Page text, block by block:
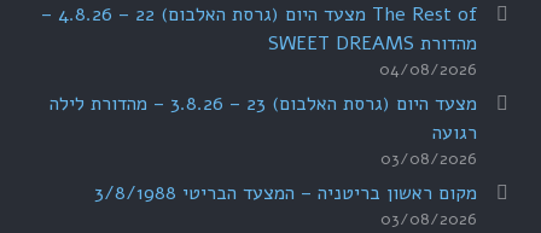
The Rest of מצעד היום (גרסת האלבום) 22 – 4.8.26 –
מהדורת SWEET DREAMS
04/08/2026
מצעד היום (גרסת האלבום) 23 – 3.8.26 – מהדורת לילה
רגועה
03/08/2026
מקום ראשון בריטניה – המצעד הבריטי 3/8/1988
03/08/2026